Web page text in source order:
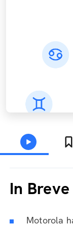
In Breve
Motorola